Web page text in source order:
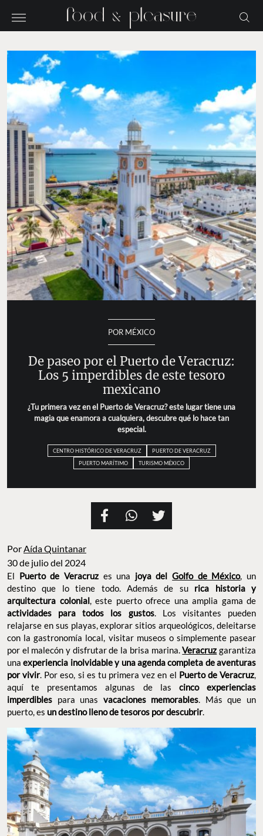
POR MÉXICO
De paseo por el Puerto de Veracruz:
Los 5 imperdibles de este tesoro
mexicano
¿Tu primera vez en el Puerto de Veracruz? este lugar tiene una
magia que enamora a cualquiera, descubre qué lo hace tan
especial.
CENTRO HISTÓRICO DE VERACRUZ
PUERTO DE VERACRUZ
PUERTO MARÍTIMO
TURISMO MÉXICO
PorAída Quintanar
30 de julio del 2024
El Puerto de Veracruzes una joya delGolfo de México, un
destino que lo tiene todo. Además de surica historia y
arquitectura colonial, este puerto ofrece una amplia gama de
actividades para todos los gustos. Los visitantes pueden
relajarse en sus playas, explorar sitios arqueológicos, deleitarse
con la gastronomía local, visitar museos o simplemente pasear
por el malecón y disfrutar de la brisa marina.Veracruz garantiza
unaexperiencia inolvidable y una agenda completa de aventuras
por vivir. Por eso, si es tu primera vez en el Puerto de Veracruz,
aquí te presentamos algunas de las cinco experiencias
imperdibles para unas vacaciones memorables. Más que un
puerto, es un destino lleno de tesoros por descubrir.